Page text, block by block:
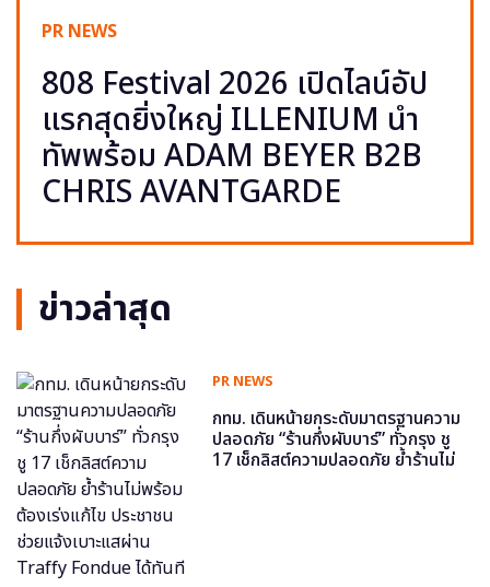
PR NEWS
808 Festival 2026 เปิดไลน์อัป
แรกสุดยิ่งใหญ่ ILLENIUM นำ
ทัพพร้อม ADAM BEYER B2B
CHRIS AVANTGARDE
ข่าวล่าสุด
PR NEWS
กทม. เดินหน้ายกระดับมาตรฐานความ
ปลอดภัย “ร้านกึ่งผับบาร์” ทั่วกรุง ชู
17 เช็กลิสต์ความปลอดภัย ย้ำร้านไม่